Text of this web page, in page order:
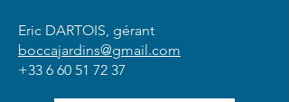
Eric DARTOIS, gérant
boccajardins@gmail.com
+33 6 60 51 72 37